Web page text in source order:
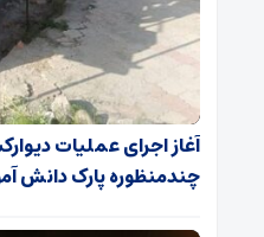
آغاز اجرای عملیات
چندمنظوره پارک دانش